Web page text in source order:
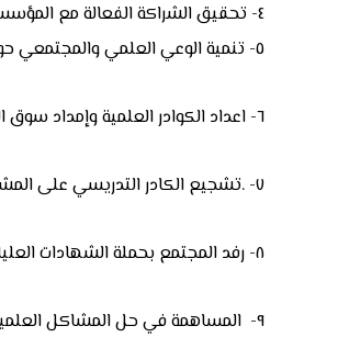
٤- تحقيق الشراكة الفعالة مع المؤسسات الأكاديمية والصناعية لتبادل المعرفة ونقل التكنولوجيا.
٥- تنمية الوعي العلمي والمجتمعي حول أهمية التطبيقات الحيوية في تحقيق الأمن الغذائي والصحي والبيئي.
٦- اعداد الكوادر العلمية وإمداد سوق العمل بحاجته من المتخصصين في مجالات التقنات الاحيائية مثل الصحة والصناعة والدفاع والتعليم والبحث العلمي وغيرها.
٧- .تشجيع الكادر التدريسي على المشاركة في الندوات والدورات والمؤتمرات العلمية داخل وخارج العراق .
٨- رفد المجتمع بحملة الشهادات العليا الماجستير والدكتوراه المؤهلين للعمل كباحثين في المجالات البحثية المختلفة والتي تواكب التقدم العلمي.
٩- المساهمة في حل المشاكل العلمية التي تساهم في خدمة خطط التنمية في البلد.